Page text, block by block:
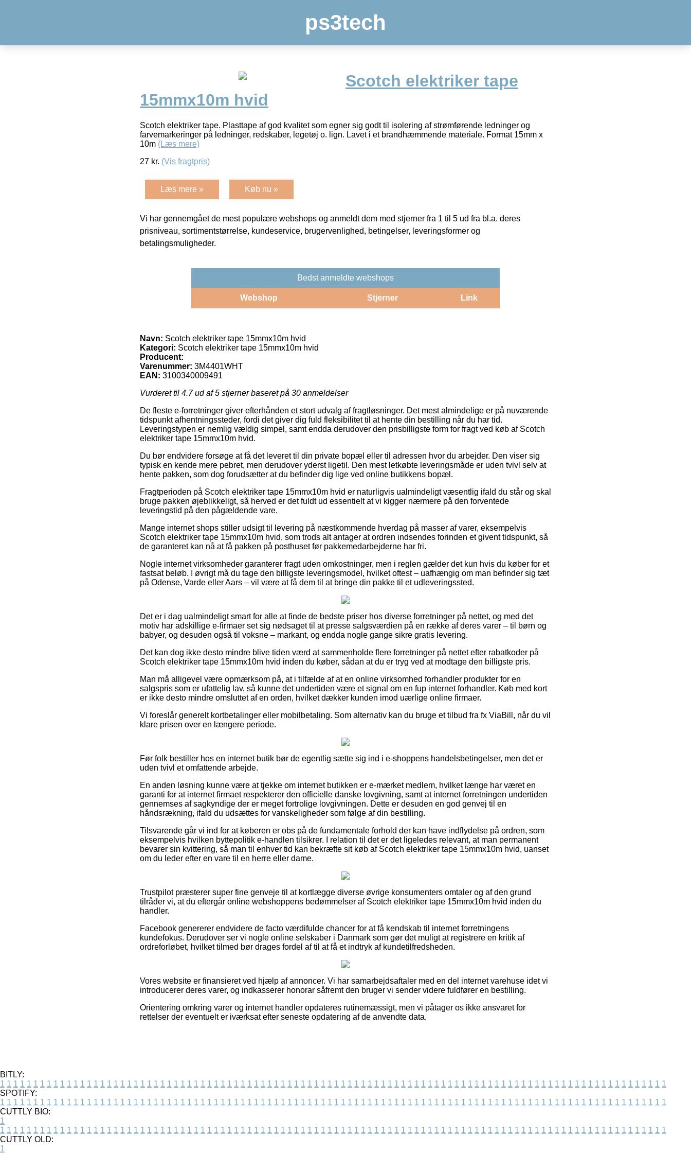
ps3tech
Scotch elektriker tape
15mmx10m hvid
Scotch elektriker tape. Plasttape af god kvalitet som egner sig godt til isolering af strømførende ledninger og
farvemarkeringer på ledninger, redskaber, legetøj o. lign. Lavet i et brandhæmmende materiale. Format 15mm x
10m (Læs mere)
27 kr. (Vis fragtpris)
Læs mere » Køb nu »
Vi har gennemgået de mest populære webshops og anmeldt dem med stjerner fra 1 til 5 ud fra bl.a. deres
prisniveau, sortimentstørrelse, kundeservice, brugervenlighed, betingelser, leveringsformer og
betalingsmuligheder.
Bedst anmeldte webshops
Webshop Stjerner Link
Navn: Scotch elektriker tape 15mmx10m hvid
Kategori: Scotch elektriker tape 15mmx10m hvid
Producent:
Varenummer: 3M4401WHT
EAN: 3100340009491
Vurderet til 4.7ud af 5 stjerner baseret på 30 anmeldelser
De fleste e-forretninger giver efterhånden et stort udvalg af fragtløsninger. Det mest almindelige er på nuværende
tidspunkt afhentningssteder, fordi det giver dig fuld fleksibilitet til at hente din bestilling når du har tid.
Leveringstypen er nemlig vældig simpel, samt endda derudover den prisbilligste form for fragt ved køb af Scotch
elektriker tape 15mmx10m hvid.
Du bør endvidere forsøge at få det leveret til din private bopæl eller til adressen hvor du arbejder. Den viser sig
typisk en kende mere pebret, men derudover yderst ligetil. Den mest letkøbte leveringsmåde er uden tvivl selv at
hente pakken, som dog forudsætter at du befinder dig lige ved online butikkens bopæl.
Fragtperioden på Scotch elektriker tape 15mmx10m hvid er naturligvis ualmindeligt væsentlig ifald du står og skal
bruge pakken øjeblikkeligt, så herved er det fuldt ud essentielt at vi kigger nærmere på den forventede
leveringstid på den pågældende vare.
Mange internet shops stiller udsigt til levering på næstkommende hverdag på masser af varer, eksempelvis
Scotch elektriker tape 15mmx10m hvid, som trods alt antager at ordren indsendes forinden et givent tidspunkt, så
de garanteret kan nå at få pakken på posthuset før pakkemedarbejderne har fri.
Nogle internet virksomheder garanterer fragt uden omkostninger, men i reglen gælder det kun hvis du køber for et
fastsat beløb. I øvrigt må du tage den billigste leveringsmodel, hvilket oftest – uafhængig om man befinder sig tæt
på Odense, Varde eller Aars – vil være at få dem til at bringe din pakke til et udleveringssted.
Det er i dag ualmindeligt smart for alle at finde de bedste priser hos diverse forretninger på nettet, og med det
motiv har adskillige e-firmaer set sig nødsaget til at presse salgsværdien på en række af deres varer – til børn og
babyer, og desuden også til voksne – markant, og endda nogle gange sikre gratis levering.
Det kan dog ikke desto mindre blive tiden værd at sammenholde flere forretninger på nettet efter rabatkoder på
Scotch elektriker tape 15mmx10m hvid inden du køber, sådan at du er tryg ved at modtage den billigste pris.
Man må alligevel være opmærksom på, at i tilfælde af at en online virksomhed forhandler produkter for en
salgspris som er ufattelig lav, så kunne det undertiden være et signal om en fup internet forhandler. Køb med kort
er ikke desto mindre omsluttet af en orden, hvilket dækker kunden imod uærlige online firmaer.
Vi foreslår generelt kortbetalinger eller mobilbetaling. Som alternativ kan du bruge et tilbud fra fx ViaBill, når du vil
klare prisen over en længere periode.
Før folk bestiller hos en internet butik bør de egentlig sætte sig ind i e-shoppens handelsbetingelser, men det er
uden tvivl et omfattende arbejde.
En anden løsning kunne være at tjekke om internet butikken er e-mærket medlem, hvilket længe har været en
garanti for at internet firmaet respekterer den officielle danske lovgivning, samt at internet forretningen undertiden
gennemses af sagkyndige der er meget fortrolige lovgivningen. Dette er desuden en god genvej til en
håndsrækning, ifald du udsættes for vanskeligheder som følge af din bestilling.
Tilsvarende går vi ind for at køberen er obs på de fundamentale forhold der kan have indflydelse på ordren, som
eksempelvis hvilken byttepolitik e-handlen tilsikrer. I relation til det er det ligeledes relevant, at man permanent
bevarer sin kvittering, så man til enhver tid kan bekræfte sit køb af Scotch elektriker tape 15mmx10m hvid, uanset
om du leder efter en vare til en herre eller dame.
Trustpilot præsterer super fine genveje til at kortlægge diverse øvrige konsumenters omtaler og af den grund
tilråder vi, at du eftergår online webshoppens bedømmelser af Scotch elektriker tape 15mmx10m hvid inden du
handler.
Facebook genererer endvidere de facto værdifulde chancer for at få kendskab til internet forretningens
kundefokus. Derudover ser vi nogle online selskaber i Danmark som gør det muligt at registrere en kritik af
ordreforløbet, hvilket tilmed bør drages fordel af til at få et indtryk af kundetilfredsheden.
Vores website er finansieret ved hjælp af annoncer. Vi har samarbejdsaftaler med en del internet varehuse idet vi
introducerer deres varer, og indkasserer honorar såfremt den bruger vi sender videre fuldfører en bestilling.
Orientering omkring varer og internet handler opdateres rutinemæssigt, men vi påtager os ikke ansvaret for
rettelser der eventuelt er iværksat efter seneste opdatering af de anvendte data.
BITLY:
1 1 1 1 1 1 1 1 1 1 1 1 1 1 1 1 1 1 1 1 1 1 1 1 1 1 1 1 1 1 1 1 1 1 1 1 1 1 1 1 1 1 1 1 1 1 1 1 1 1 1 1 1 1 1 1 1 1 1 1 1 1 1 1 1 1 1 1 1 1 1 1 1 1 1 1 1 1 1 1 1 1 1 1 1 1 1 1 1 1 1 1 1 1 1 1 1 1 1 1
SPOTIFY:
1 1 1 1 1 1 1 1 1 1 1 1 1 1 1 1 1 1 1 1 1 1 1 1 1 1 1 1 1 1 1 1 1 1 1 1 1 1 1 1 1 1 1 1 1 1 1 1 1 1 1 1 1 1 1 1 1 1 1 1 1 1 1 1 1 1 1 1 1 1 1 1 1 1 1 1 1 1 1 1 1 1 1 1 1 1 1 1 1 1 1 1 1 1 1 1 1 1 1 1
CUTTLY BIO:
1
1 1 1 1 1 1 1 1 1 1 1 1 1 1 1 1 1 1 1 1 1 1 1 1 1 1 1 1 1 1 1 1 1 1 1 1 1 1 1 1 1 1 1 1 1 1 1 1 1 1 1 1 1 1 1 1 1 1 1 1 1 1 1 1 1 1 1 1 1 1 1 1 1 1 1 1 1 1 1 1 1 1 1 1 1 1 1 1 1 1 1 1 1 1 1 1 1 1 1 1
CUTTLY OLD:
1